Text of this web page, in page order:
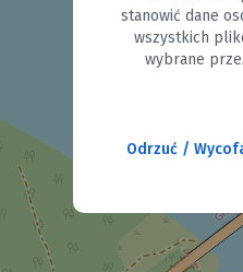
stanowić dane
wszystkich
wybrane
Odrzuć /